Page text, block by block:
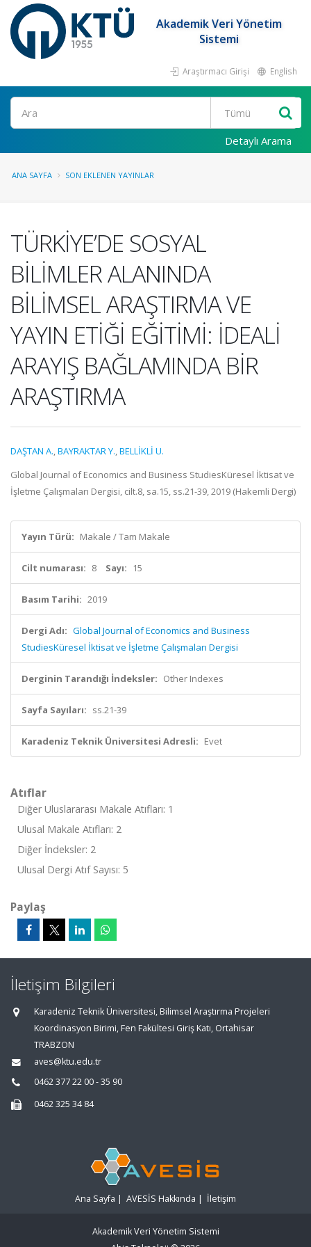
Akademik Veri Yönetim
Sistemi
Araştırmacı Girişi English
Ara
Detaylı Arama
ANA SAYFA SON EKLENEN YAYINLAR
TÜRKİYE’DE SOSYAL
BİLİMLER ALANINDA
BİLİMSEL ARAŞTIRMA VE
YAYIN ETİĞİ EĞİTİMİ: İDEALİ
ARAYIŞ BAĞLAMINDA BİR
ARAŞTIRMA
DAŞTAN A.,BAYRAKTAR Y.,BELLİKLİ U.
Global Journal of Economics and Business StudiesKüresel İktisat ve
İşletme Çalışmaları Dergisi, cilt.8, sa.15, ss.21-39, 2019 (Hakemli Dergi)
Yayın Türü: Makale / Tam Makale
Cilt numarası: 8 Sayı: 15
Basım Tarihi: 2019
Dergi Adı: Global Journal of Economics and Business
StudiesKüresel İktisat ve İşletme Çalışmaları Dergisi
Derginin Tarandığı İndeksler: Other Indexes
Sayfa Sayıları: ss.21-39
Karadeniz Teknik Üniversitesi Adresli: Evet
Atıflar
Diğer Uluslararası Makale Atıfları: 1
Ulusal Makale Atıfları: 2
Diğer İndeksler: 2
Ulusal Dergi Atıf Sayısı: 5
Paylaş
İletişim Bilgileri
Karadeniz Teknik Üniversitesi, Bilimsel Araştırma Projeleri
Koordinasyon Birimi, Fen Fakültesi Giriş Katı, Ortahisar
TRABZON
aves@ktu.edu.tr
0462 377 22 00 - 35 90
0462 325 34 84
Ana Sayfa | AVESİS Hakkında | İletişim
Akademik Veri Yönetim Sistemi